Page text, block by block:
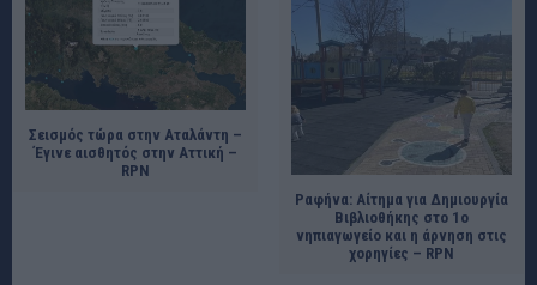
Σεισμός τώρα στην Αταλάντη –
Έγινε αισθητός στην Αττική –
RPN
Ραφήνα: Αίτημα για Δημιουργία
Βιβλιοθήκης στο 1ο
νηπιαγωγείο και η άρνηση στις
χορηγίες – RPN